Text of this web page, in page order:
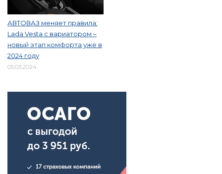
АВТОВАЗ меняет правила:
Lada Vesta с вариатором –
новый этап комфорта уже в
2024 году
05.03.2024